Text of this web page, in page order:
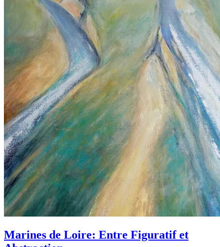
Marines de Loire: Entre Figuratif et